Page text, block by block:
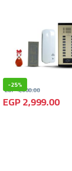
-25%
EGP2,999.00
EGP4,000.00